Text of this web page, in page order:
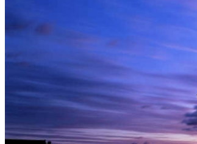
投资收藏
留学教育
名庄
品鉴专栏
美食
年份
酒具周边
投资收藏
留学教育
名庄